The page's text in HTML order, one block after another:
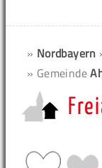
» Nordbayern
» Gemeinde